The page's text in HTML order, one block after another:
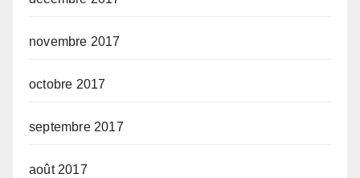
novembre 2017
octobre 2017
septembre 2017
août 2017